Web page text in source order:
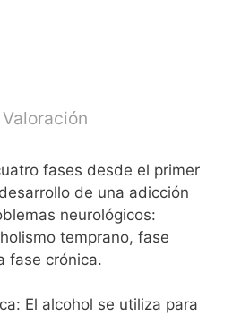
Valoración
fases desde el primer
de una adicción
neurológicos:
temprano, fase
fase crónica.
El alcohol se utiliza para